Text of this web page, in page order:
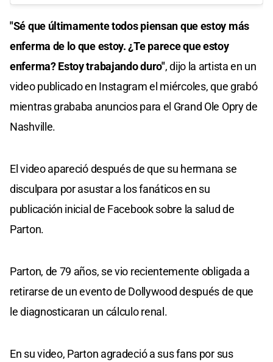
"Sé que últimamente todos piensan que estoy más
enferma de lo que estoy. ¿Te parece que estoy
enferma? Estoy trabajando duro", dijo la artista en un
video publicado en Instagram el miércoles, que grabó
mientras grababa anuncios para el Grand Ole Opry de
Nashville.
El video apareció después de que su hermana se
disculpara por asustar a los fanáticos en su
publicación inicial de Facebook sobre la salud de
Parton.
Parton, de 79 años, se vio recientemente obligada a
retirarse de un evento de Dollywood después de que
le diagnosticaran un cálculo renal.
En su video, Parton agradeció a sus fans por sus